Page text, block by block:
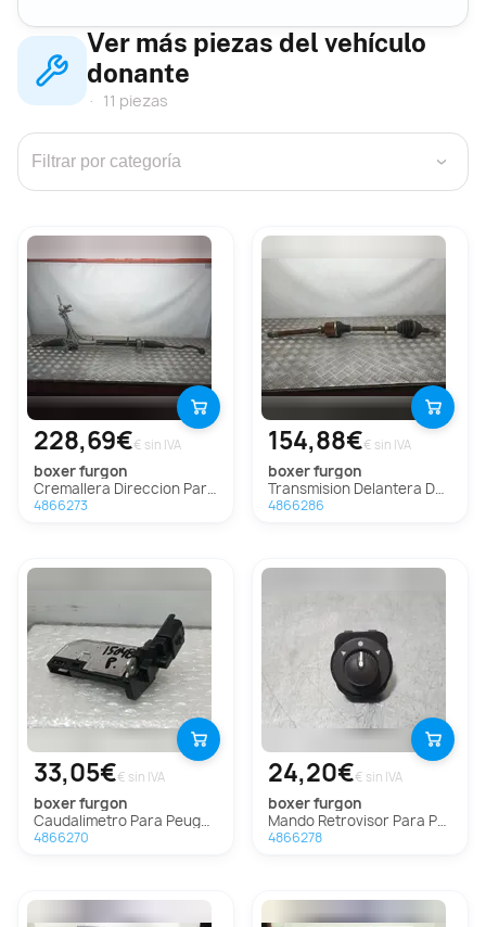
Ver más piezas del vehículo
donante
11 piezas
›
228,69€€ sin IVA
boxer furgon
Cremallera Direccion Para Peugeot Boxer Furgón
4866273
154,88€€ sin IVA
boxer furgon
Transmision Delantera Derecha Para Peugeot Boxer Furgón
4866286
33,05€€ sin IVA
boxer furgon
Caudalimetro Para Peugeot Boxer Furgón
4866270
24,20€€ sin IVA
boxer furgon
Mando Retrovisor Para Peugeot Boxer Furgón
4866278